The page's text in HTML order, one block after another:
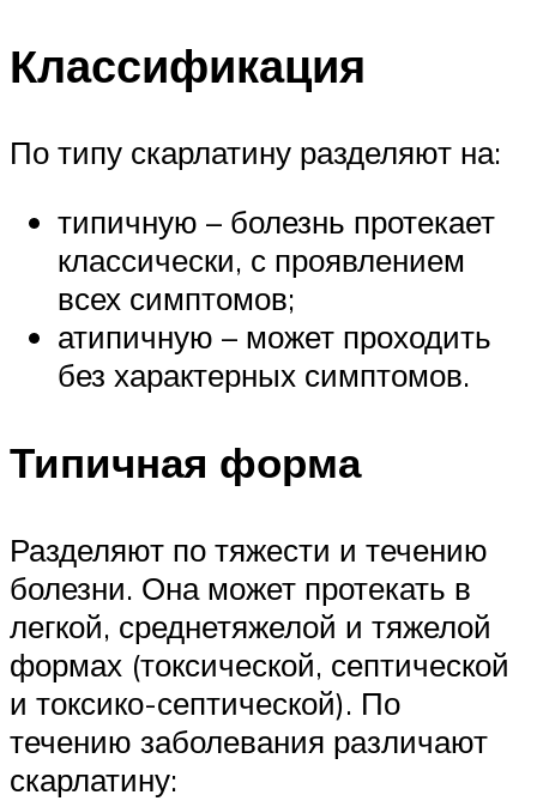
Классификация
По типу скарлатину разделяют на:
типичную – болезнь протекает
классически, с проявлением
всех симптомов;
атипичную – может проходить
без характерных симптомов.
Типичная форма
Разделяют по тяжести и течению
болезни. Она может протекать в
легкой, среднетяжелой и тяжелой
формах (токсической, септической
и токсико-септической). По
течению заболевания различают
скарлатину: